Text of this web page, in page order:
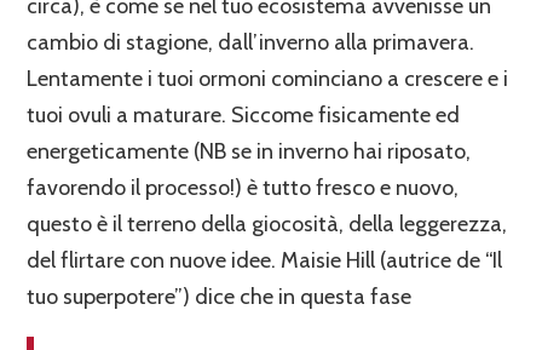
circa), è come se nel tuo ecosistema avvenisse un
cambio di stagione, dall’inverno alla primavera.
Lentamente i tuoi ormoni cominciano a crescere e i
tuoi ovuli a maturare. Siccome fisicamente ed
energeticamente (NB se in inverno hai riposato,
favorendo il processo!) è tutto fresco e nuovo,
questo è il terreno della giocosità, della leggerezza,
del flirtare con nuove idee. Maisie Hill (autrice de “Il
tuo superpotere”) dice che in questa fase